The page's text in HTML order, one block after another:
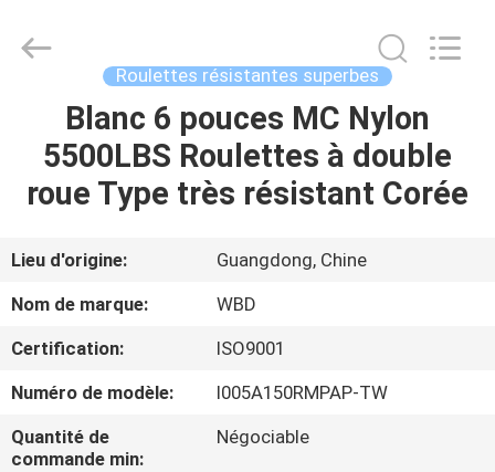
MAISON
PRODUITS
VIDÉOS
SUJET
DE
NOUS
Metal
Roulettes résistantes superbes
Blanc 6 pouces MC Nylon
5500LBS Roulettes à double
roue Type très résistant Corée
Lieu d'origine:
Guangdong, Chine
Nom de marque:
WBD
Certification:
ISO9001
Numéro de modèle:
I005A150RMPAP-TW
Quantité de
commande min:
Négociable